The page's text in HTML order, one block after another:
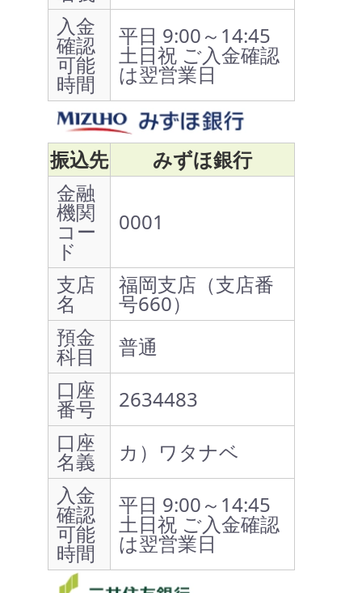
入金
確認
可能
時間
平日 9:00～14:45
土日祝 ご入金確認
は翌営業日
振込先
みずほ銀行
金融
機関
コー
ド
0001
支店
名
福岡支店（支店番
号660）
預金
科目
普通
口座
番号
2634483
口座
名義
カ）ワタナベ
入金
確認
可能
時間
平日 9:00～14:45
土日祝 ご入金確認
は翌営業日